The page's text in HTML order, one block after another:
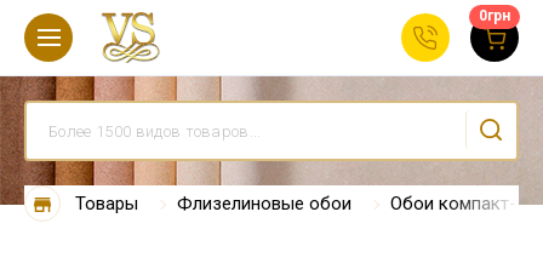
0грн
Товары Флизелиновые обои Обои компакт-